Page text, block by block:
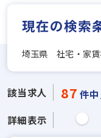
現在の検索
埼玉県 社宅・家賃
該当求人 87 件
詳細表示